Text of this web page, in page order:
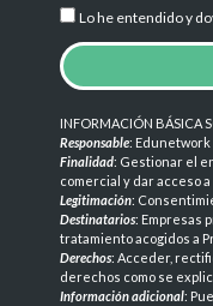
Lo he entendido y
INFORMACIÓN BÁSICA
Responsable: Edunetwork
Finalidad: Gestionar el
comercial y dar acceso
Legitimación:
Destinatarios: Empresas
tratamiento acogidos a
Derechos: Acceder,
derechos como se
Información adicional: